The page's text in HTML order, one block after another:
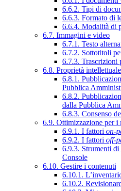
6.6.2. Tipi di
6.6.3. Formato di
6.6.4. Modalità di
6.7. Immagini e video
6.7.1. Testo
6.7.2. Sottotitoli
6.7.3. Trascrizioni
6.8. Proprietà
6.8.1.
Pubblica
6.8.2.
dalla Pubblica
6.8.3. Consenso
6.9. Ottimizzazione per
6.9.1. I fattori on-
6.9.2. I fattori off-
6.9.3. Strumenti di
Console
6.10. Gestire i contenuti
6.10.1.
6.10.2.